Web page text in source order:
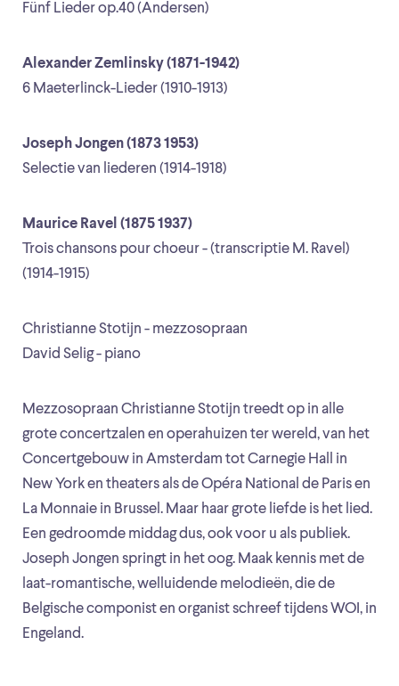
Fünf Lieder op.40 (Andersen)
Alexander Zemlinsky (1871-1942)
6 Maeterlinck-Lieder (1910-1913)
Joseph Jongen (1873 1953)
Selectie van liederen (1914-1918)
Maurice Ravel (1875 1937)
Trois chansons pour choeur - (transcriptie M. Ravel)
(1914-1915)
Christianne Stotijn - mezzosopraan
David Selig - piano
Mezzosopraan Christianne Stotijn treedt op in alle
grote concertzalen en operahuizen ter wereld, van het
Concertgebouw in Amsterdam tot Carnegie Hall in
New York en theaters als de Opéra National de Paris en
La Monnaie in Brussel. Maar haar grote liefde is het lied.
Een gedroomde middag dus, ook voor u als publiek.
Joseph Jongen springt in het oog. Maak kennis met de
laat-romantische, welluidende melodieën, die de
Belgische componist en organist schreef tijdens WOI, in
Engeland.